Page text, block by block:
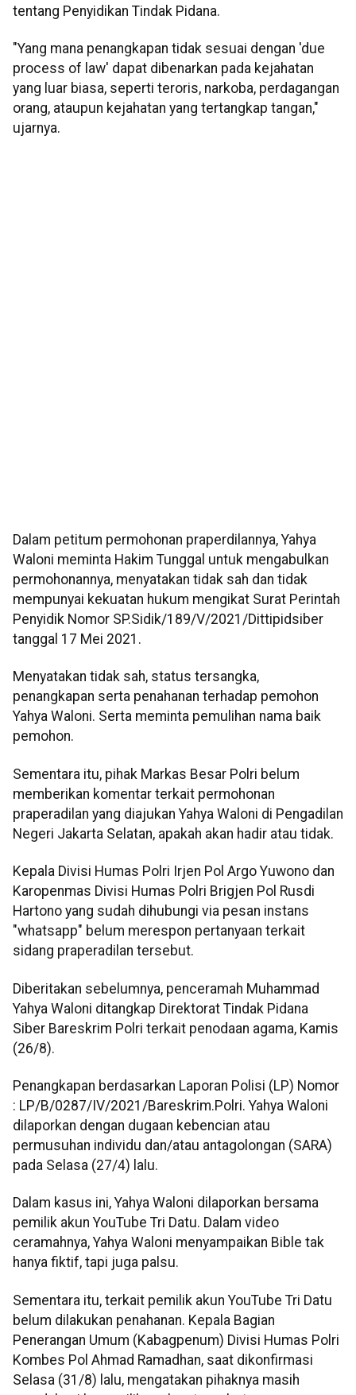
tentang Penyidikan Tindak Pidana.
"Yang mana penangkapan tidak sesuai dengan 'due
process of law' dapat dibenarkan pada kejahatan
yang luar biasa, seperti teroris, narkoba, perdagangan
orang, ataupun kejahatan yang tertangkap tangan,"
ujarnya.
Dalam petitum permohonan praperdilannya, Yahya
Waloni meminta Hakim Tunggal untuk mengabulkan
permohonannya, menyatakan tidak sah dan tidak
mempunyai kekuatan hukum mengikat Surat Perintah
Penyidik Nomor SP.Sidik/189/V/2021/Dittipidsiber
tanggal 17 Mei 2021.
Menyatakan tidak sah, status tersangka,
penangkapan serta penahanan terhadap pemohon
Yahya Waloni. Serta meminta pemulihan nama baik
pemohon.
Sementara itu, pihak Markas Besar Polri belum
memberikan komentar terkait permohonan
praperadilan yang diajukan Yahya Waloni di Pengadilan
Negeri Jakarta Selatan, apakah akan hadir atau tidak.
Kepala Divisi Humas Polri Irjen Pol Argo Yuwono dan
Karopenmas Divisi Humas Polri Brigjen Pol Rusdi
Hartono yang sudah dihubungi via pesan instans
"whatsapp" belum merespon pertanyaan terkait
sidang praperadilan tersebut.
Diberitakan sebelumnya, penceramah Muhammad
Yahya Waloni ditangkap Direktorat Tindak Pidana
Siber Bareskrim Polri terkait penodaan agama, Kamis
(26/8).
Penangkapan berdasarkan Laporan Polisi (LP) Nomor
: LP/B/0287/IV/2021/Bareskrim.Polri. Yahya Waloni
dilaporkan dengan dugaan kebencian atau
permusuhan individu dan/atau antagolongan (SARA)
pada Selasa (27/4) lalu.
Dalam kasus ini, Yahya Waloni dilaporkan bersama
pemilik akun YouTube Tri Datu. Dalam video
ceramahnya, Yahya Waloni menyampaikan Bible tak
hanya fiktif, tapi juga palsu.
Sementara itu, terkait pemilik akun YouTube Tri Datu
belum dilakukan penahanan. Kepala Bagian
Penerangan Umum (Kabagpenum) Divisi Humas Polri
Kombes Pol Ahmad Ramadhan, saat dikonfirmasi
Selasa (31/8) lalu, mengatakan pihaknya masih